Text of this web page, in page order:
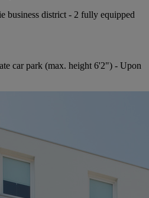
business district - 2 fully equipped
car park (max. height 6'2") - Upon